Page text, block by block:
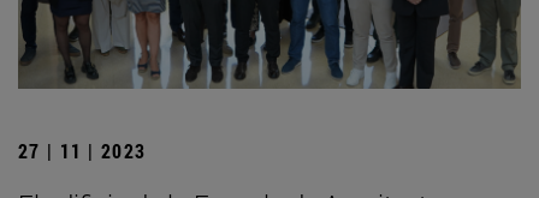
27 | 11 | 2023